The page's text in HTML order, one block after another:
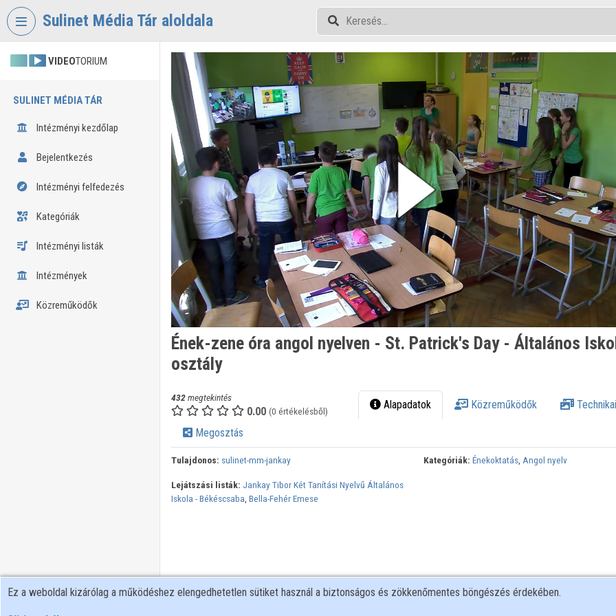
Fejléc kihagyása
Sulinet Média Tár aloldala
VIDEOTORIUM
SULINET MÉDIA TÁR
Intézményi kezdőlap
Bejelentkezés
Intézményi felfedezés
Kategóriák
Intézményi listák
Intézmények
Közreműködők
Ének-zene óra angol nyelven - St. Patrick's Day - Általános
osztály
432megtekintés
0.00 (0 értékelésből) Alapadatok Közreműködők
Megosztás
Tulajdonos: sulinet-mm-jankay Kategóriák: Énekoktatás,Angol nyelv
Lejátszási listák: Jankay Tibor Két Tanítási Nyelvű Általános
Iskola - Békéscsaba, Bella-Fehér Emese
Ez a weboldal kizárólag a működéshez elengedhetetlen sütiket használ a biztonságos és zökkenőmentes böngészés érdekében.